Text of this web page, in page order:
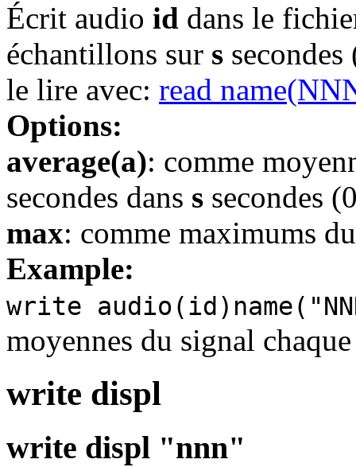
Écrit audio id dans le
échantillons sur s
le lire avec: read
Options:
average(a): comme
secondes dans s secondes
max: comme maximums
Example:
write
moyennes du signal
write displ
write displ "nnn"